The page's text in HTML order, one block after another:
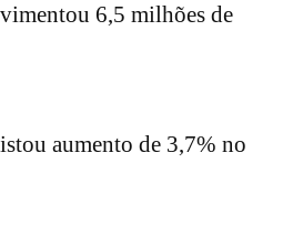
6,5 milhões de
aumento de 3,7% no